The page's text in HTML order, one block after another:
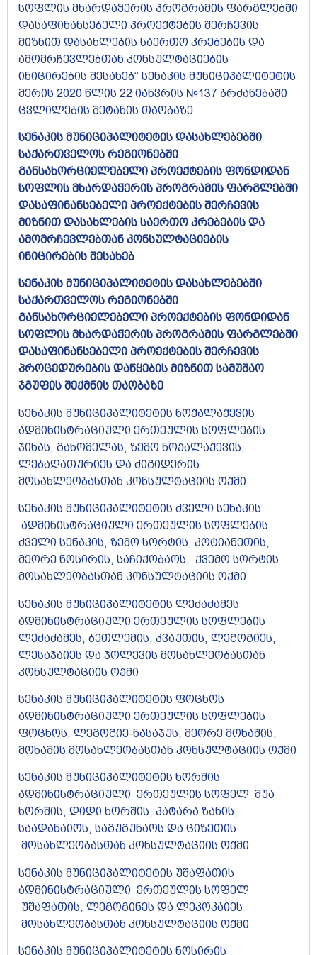
სოფლის მხარდაჭერის პროგრამის ფარგლებში
დასაფინანსებელი პროექტების შერჩევის
მიზნით დასახლების საერთო კრებების და
ამომრჩევლებთან კონსულტაციების
ინიცირების შესახებ‘’ სენაკის მუნიციპალიტეტის
მერის 2020 წლის 22 იანვრის №137 ბრძანებაში
ცვლილების შეტანის თაობაზე
სენაკის მუნიციპალიტეტის დასახლებებში
საქართველოს რეგიონებში
განსახორციელებელი პროექტების ფონდიდან
სოფლის მხარდაჭერის პროგრამის ფარგლებში
დასაფინანსებელი პროექტების შერჩევის
მიზნით დასახლების საერთო კრებების და
ამომრჩევლებთან კონსულტაციების
ინიცირების შესახებ
სენაკის მუნიციპალიტეტის დასახლებებში
საქართველოს რეგიონებში
განსახორციელებელი პროექტების ფონდიდან
სოფლის მხარდაჭერის პროგრამის ფარგლებში
დასაფინანსებელი პროექტების შერჩევის
პროცედურების დაწყების მიზნით სამუშაო
ჯგუფის შექმნის თაობაზე
სენაკის მუნიციპალიტეტის ნოქალაქევის
ადმინისტრაციული ერთეულის სოფლების
ჯიხას, გახომელას, ზემო ნოქალაქევის,
ლებაღათურიეს და ძიგიდერის
მოსახლეობასთან კონსულტაციის ოქმი
სენაკის მუნიციპალიტეტის ძველი სენაკის
ადმინისტრაციული ერთეულის სოფლების
ძველი სენაკის, ზემო სორტის, კოტიანეთის,
მეორე ნოსირის, საჩიქობაოს, ქვემო სორტის
მოსახლეობასთან კონსულტაციის ოქმი
სენაკის მუნიციპალიტეტის ლეძაძამეს
ადმინისტრაციული ერთეულის სოფლების
ლეძაძამეს, ბეთლემის, კვაუთის, ლეგოგიეს,
ლესაჯაიეს და ჯოლევის მოსახლეობასთან
კონსულტაციის ოქმი
სენაკის მუნიციპალიტეტის ფოცხოს
ადმინისტრაციული ერთეულის სოფლების
ფოცხოს, ლეგოგიე-ნასაჯუს, მეორე მოხაშის,
მოხაშის მოსახლეობასთან კონსულტაციის ოქმი
სენაკის მუნიციპალიტეტის ხორშის
ადმინისტრაციული ერთეულის სოფელ შუა
ხორშის, დიდი ხორშის, პატარა ზანის,
საადანაიოს, საგუგუნაოს და ციზეთის
მოსახლეობასთან კონსულტაციის ოქმი
სენაკის მუნიციპალიტეტის უშაფათის
ადმინისტრაციული ერთეულის სოფელ
უშაფათის, ლეგოგინეს და ლეკოკაიეს
მოსახლეობასთან კონსულტაციის ოქმი
სენაკის მუნიციპალიტეტის ნოსირის